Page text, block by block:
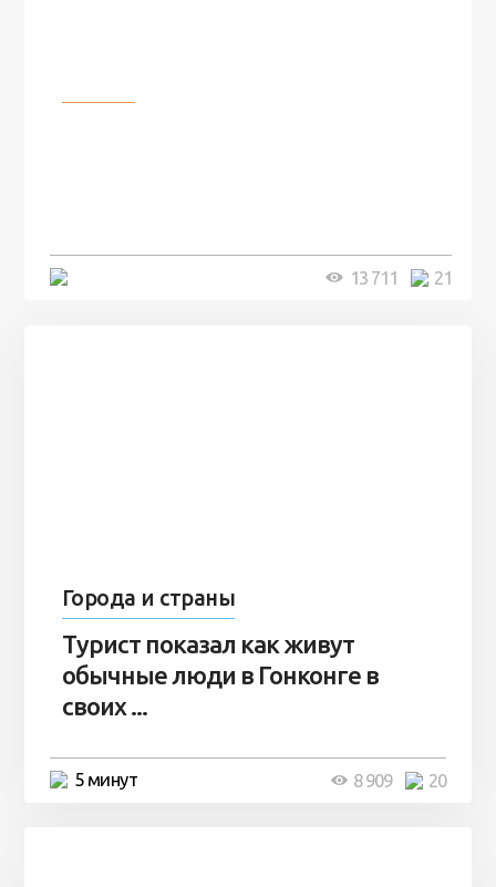
21
13 711
Города и страны
Турист показал как живут
обычные люди в Гонконге в
своих ...
5 минут 20
8 909